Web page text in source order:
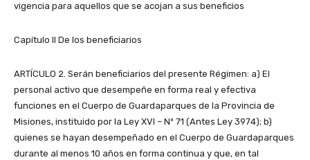
vigencia para aquellos que se acojan a sus beneficios
Capítulo II De los beneficiarios
ARTÍCULO 2. Serán beneficiarios del presente Régimen: a) El
personal activo que desempeñe en forma real y efectiva
funciones en el Cuerpo de Guardaparques de la Provincia de
Misiones, instituido por la Ley XVI – Nº 71 (Antes Ley 3974); b)
quienes se hayan desempeñado en el Cuerpo de Guardaparques
durante al menos 10 años en forma continua y que, en tal